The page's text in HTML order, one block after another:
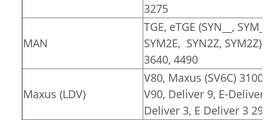
3275
MAN
TGE, eTGE (SYN__,
SYM2E, SYN2Z, SYM2Z)
3640, 4490
Maxus (LDV)
V80, Maxus (SV6C) 3100,
V90, Deliver 9, E-Deliver
Deliver 3, E Deliver 3